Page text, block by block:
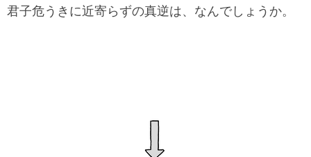
君子危うきに近寄らずの真逆は、なんでしょうか。